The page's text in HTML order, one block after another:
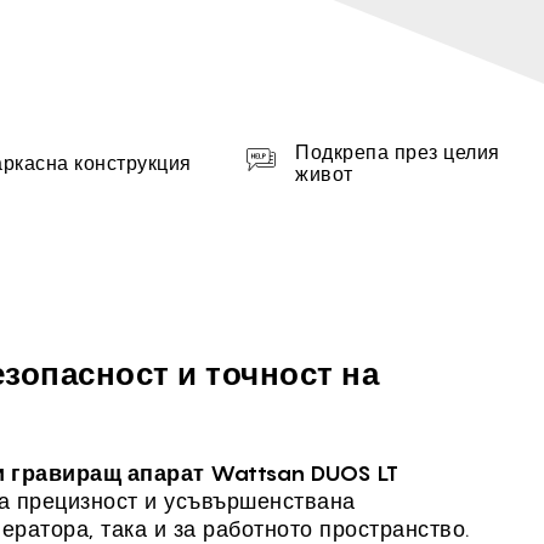
конструкция
Подкрепа през целия
живот
и точност на
гравиращ апарат Wattsan DUOS LT
прецизност и усъвършенствана
така и за работното пространство.